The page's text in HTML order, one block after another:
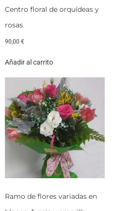
Centro floral de orquídeas y
rosas
90,00 €
Añadir al carrito
Ramo de flores variadas en